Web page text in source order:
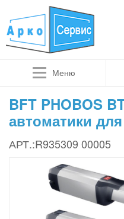
Меню
BFT PHOBOS
автоматики
АРТ.:R935309 00005